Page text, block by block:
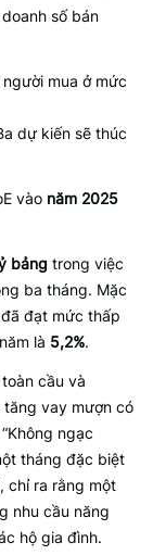
số bán
mua ở mức
dự kiến sẽ thúc
vào năm 2025
bảng trong việc
ba tháng. Mặc
đạt mức thấp
là 5,2%.
cầu và
vay mượn có
ngạc
tháng đặc biệt
chỉ ra rằng một
nhu cầu năng
hộ gia đình.